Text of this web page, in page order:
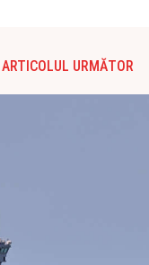
ARTICOLUL URMĂTOR